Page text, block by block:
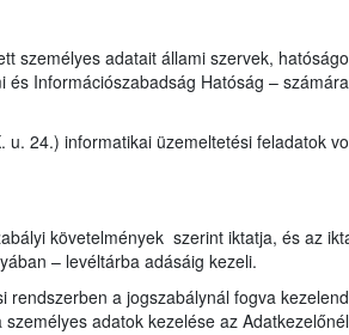
személyes adatait állami szervek,
Információszabadság Hatóság –
24.) informatikai üzemeltetési feladatok
követelmények szerint iktatja, és az
– levéltárba adásáig kezeli.
a jogszabálynál fogva
adatok kezelése az